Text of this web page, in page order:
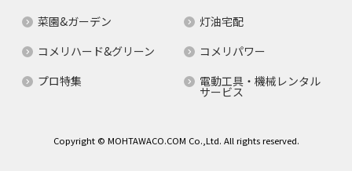
菜園&ガーデン
灯油宅配
コメリハード&グリーン
コメリパワー
プロ特集
電動工具・機械レンタル
サービス
Copyright © MOHTAWACO.COM Co.,Ltd. All rights reserved.